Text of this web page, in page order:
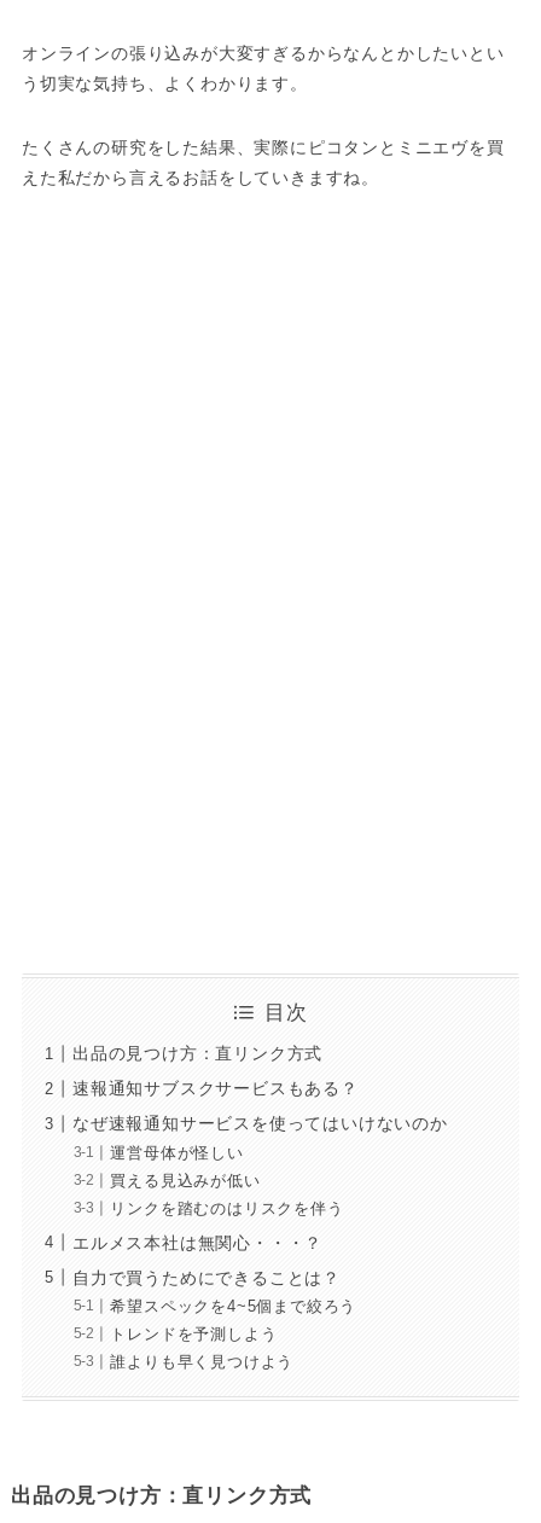
オンラインの張り込みが大変すぎるからなんとかしたいとい
う切実な気持ち、よくわかります。
たくさんの研究をした結果、実際にピコタンとミニエヴを買
えた私だから言えるお話をしていきますね。
目次
出品の見つけ方：直リンク方式
速報通知サブスクサービスもある？
なぜ速報通知サービスを使ってはいけないのか
運営母体が怪しい
買える見込みが低い
リンクを踏むのはリスクを伴う
エルメス本社は無関心・・・？
自力で買うためにできることは？
希望スペックを4~5個まで絞ろう
トレンドを予測しよう
誰よりも早く見つけよう
出品の見つけ方：直リンク方式